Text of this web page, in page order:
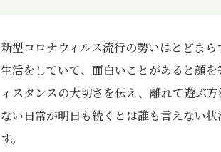
新型コロナウィルス流行の勢いはとどま
生活をしていて、面白いことがあると顔
ィスタンスの大切さを伝え、離れて遊ぶ
ない日常が明日も続くとは誰も言えない
す。